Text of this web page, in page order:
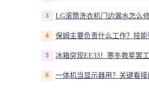
3
4 保姆主要负责什么工作？技
5
6 一体机当显示器用？关键看